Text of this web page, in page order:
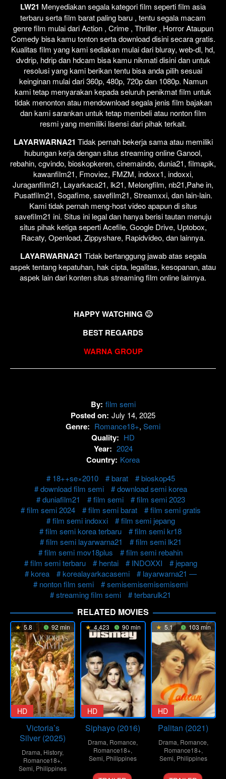
LW21 Menyediakan segala kategori film seperti film asia
terbaru serta film barat paling baru , tentu segala macam
genre film mulai dari Action , Crime , Thriller , Horror Ataupun
Comedy bisa kamu tonton serta download disini secara gratis.
Kualitas film yang kami sediakan mulai dari bluray, web-dl, hd,
dvdrip, hdrip dan hdcam bisa kamu nikmati disini dan untuk
resolusi yang kami berikan tentu bisa anda pilih sesuai
keinginan mulai dari 360p, 480p, 720p dan 1080p. Namun
kami tetap menyarakan kepada seluruh penikmat film untuk
tidak menonton atau mendownload segala jenis film bajakan
dan kami sarankan untuk tetap membeli atau nonton film
resmi yang memiliki lisensi dari pihak terkait.
LAYARWARNA21 Tidak pernah bekerja sama atau memiliki
hubungan kerja dengan situs streaming online Ganool,
rebahin, cgvindo, bioskopkeren, cinemaindo, dunia21, filmapik,
kawanfilm21, Fmoviez, FMZM, indoxx1, indoxxi,
Juraganfilm21, Layarkaca21, lk21, Melongfilm, nb21,Pahe in,
Pusatfilm21, Sogafime, savefilm21, Streamxxi, dan lain-lain.
Kami tidak pernah meng-host video apapun di situs
savefilm21 ini. Situs ini legal dan hanya berisi tautan menuju
situs pihak ketiga seperti Acefile, Google Drive, Uptobox,
Racaty, Openload, Zippyshare, Rapidvideo, dan lainnya.
LAYARWARNA21 Tidak bertanggung jawab atas segala
aspek tentang kepatuhan, hak cipta, legalitas, kesopanan, atau
aspek lain dari konten situs streaming film online lainnya.
HAPPY WATCHING 🙂
BEST REGARDS
WARNA GROUP
By: film semi
Posted on: July 14, 2025
Genre: Romance18+, Semi
Quality: HD
Year: 2024
Country: Korea
18++se×2010
barat
bioskop45
download film semi
download semi korea
duniafilm21
film semi
film semi 2023
film semi 2024
film semi barat
film semi gratis
film semi indoxxi
film semi jepang
film semi korea terbaru
film semi kr18
film semi layarwarna21
film semi lk21
film semi mov18plus
film semi rebahin
film semi terbaru
hentai INDOXXI
jepang
korea
korealayarkacasemi
layarwarna21 —
nonton film semi
semisemisemisemisemi
streaming film semi
terbarulk21
RELATED MOVIES
5.8 92 min
HD
Victoria’s
Silver (2025)
Drama, History,
Romance18+,
Semi, Philippines
4.423 90 min
HD
Siphayo (2016)
Drama, Romance,
Romance18+,
Semi, Philippines
3
Joel
5.1 103 min
HD
Palitan (2021)
Drama, Romance,
Romance18+,
Semi, Philippines
10
Brillante